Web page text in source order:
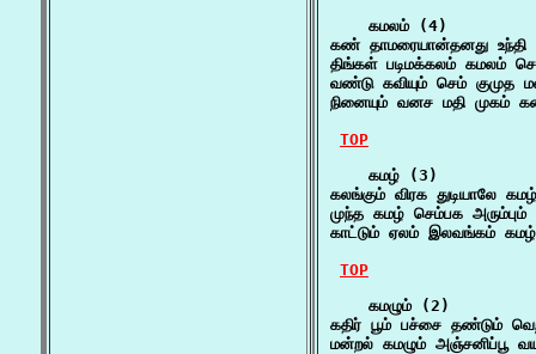
    கமலம் (4)
கண் தாமரையான்தனது
திங்கள் படிமக்கலம் கமலம்
வண்டு கவியும் செம்
நினையும் வனச மதி முகம்
TOP
    கமழ் (3)
கலங்கும் விரக துடியாலே
முந்த கமழ் செம்பக
காட்டும் ஏலம் இலவங்கம்
TOP
    கமழும் (2)
கதிர் பூம் பச்சை தண்டும்
மன்றல் கமழும்